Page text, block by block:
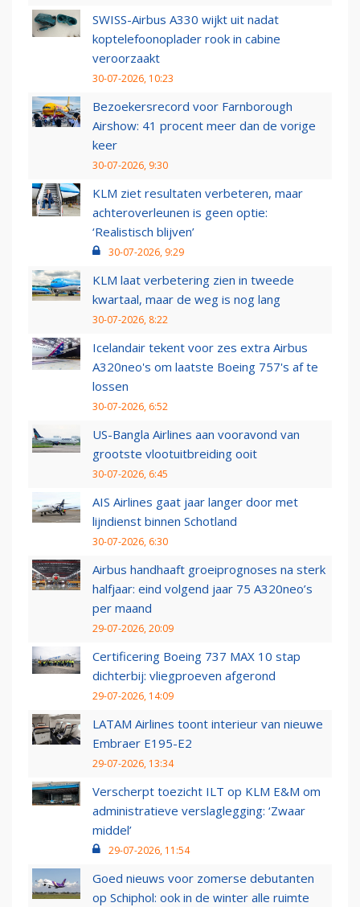
SWISS-Airbus A330 wijkt uit nadat
koptelefoonoplader rook in cabine
veroorzaakt
30-07-2026, 10:23
Bezoekersrecord voor Farnborough
Airshow: 41 procent meer dan de vorige
keer
30-07-2026, 9:30
KLM ziet resultaten verbeteren, maar
achteroverleunen is geen optie:
‘Realistisch blijven’
30-07-2026, 9:29
KLM laat verbetering zien in tweede
kwartaal, maar de weg is nog lang
30-07-2026, 8:22
Icelandair tekent voor zes extra Airbus
A320neo's om laatste Boeing 757's af te
lossen
30-07-2026, 6:52
US-Bangla Airlines aan vooravond van
grootste vlootuitbreiding ooit
30-07-2026, 6:45
AIS Airlines gaat jaar langer door met
lijndienst binnen Schotland
30-07-2026, 6:30
Airbus handhaaft groeiprognoses na sterk
halfjaar: eind volgend jaar 75 A320neo’s
per maand
29-07-2026, 20:09
Certificering Boeing 737 MAX 10 stap
dichterbij: vliegproeven afgerond
29-07-2026, 14:09
LATAM Airlines toont interieur van nieuwe
Embraer E195-E2
29-07-2026, 13:34
Verscherpt toezicht ILT op KLM E&M om
administratieve verslaglegging: ‘Zwaar
middel’
29-07-2026, 11:54
Goed nieuws voor zomerse debutanten
op Schiphol: ook in de winter alle ruimte